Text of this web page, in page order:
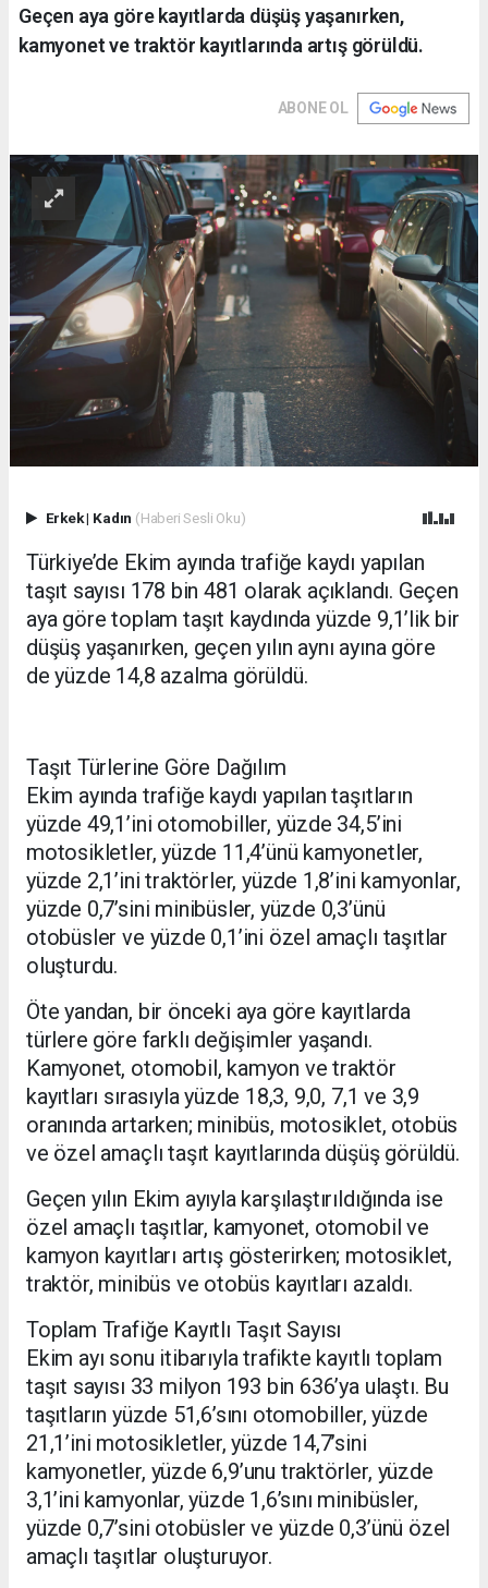
Geçen aya göre kayıtlarda düşüş yaşanırken,
kamyonet ve traktör kayıtlarında artış görüldü.
ABONE OL
Erkek| Kadın (Haberi Sesli Oku)
Türkiye’de Ekim ayında trafiğe kaydı yapılan
taşıt sayısı 178 bin 481 olarak açıklandı. Geçen
aya göre toplam taşıt kaydında yüzde 9,1’lik bir
düşüş yaşanırken, geçen yılın aynı ayına göre
de yüzde 14,8 azalma görüldü.
Taşıt Türlerine Göre Dağılım
Ekim ayında trafiğe kaydı yapılan taşıtların
yüzde 49,1’ini otomobiller, yüzde 34,5’ini
motosikletler, yüzde 11,4’ünü kamyonetler,
yüzde 2,1’ini traktörler, yüzde 1,8’ini kamyonlar,
yüzde 0,7’sini minibüsler, yüzde 0,3’ünü
otobüsler ve yüzde 0,1’ini özel amaçlı taşıtlar
oluşturdu.
Öte yandan, bir önceki aya göre kayıtlarda
türlere göre farklı değişimler yaşandı.
Kamyonet, otomobil, kamyon ve traktör
kayıtları sırasıyla yüzde 18,3, 9,0, 7,1 ve 3,9
oranında artarken; minibüs, motosiklet, otobüs
ve özel amaçlı taşıt kayıtlarında düşüş görüldü.
Geçen yılın Ekim ayıyla karşılaştırıldığında ise
özel amaçlı taşıtlar, kamyonet, otomobil ve
kamyon kayıtları artış gösterirken; motosiklet,
traktör, minibüs ve otobüs kayıtları azaldı.
Toplam Trafiğe Kayıtlı Taşıt Sayısı
Ekim ayı sonu itibarıyla trafikte kayıtlı toplam
taşıt sayısı 33 milyon 193 bin 636’ya ulaştı. Bu
taşıtların yüzde 51,6’sını otomobiller, yüzde
21,1’ini motosikletler, yüzde 14,7’sini
kamyonetler, yüzde 6,9’unu traktörler, yüzde
3,1’ini kamyonlar, yüzde 1,6’sını minibüsler,
yüzde 0,7’sini otobüsler ve yüzde 0,3’ünü özel
amaçlı taşıtlar oluşturuyor.